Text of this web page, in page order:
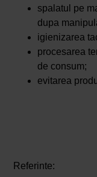
spalatul pe
dupa
igienizarea
procesarea
de consum;
evitarea
Referinte: